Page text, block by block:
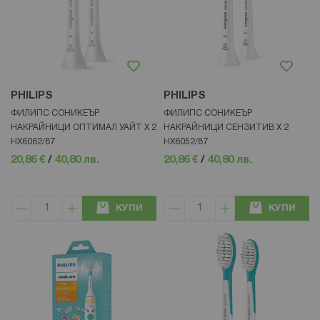
PHILIPS
ФИЛИПС СОНИКЕЪР
НАКРАЙНИЦИ ОПТИМАЛ УАЙТ Х 2
НХ6062/87
20,86 € / 40,80 лв.
КУПИ
PHILIPS
ФИЛИПС СОНИКЕЪР
НАКРАЙНИЦИ СЕНЗИТИВ Х 2
HX6052/87
20,86 € / 40,80 лв.
КУПИ